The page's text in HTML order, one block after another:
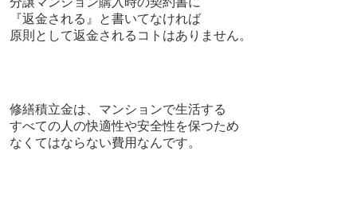
『返金される』と書いてなければ
原則として返金されるコトはありません。
修繕積立金は、 マンションで生活する
すべての人の快適性や安全性を保つため
なくてはならない費用なんです。